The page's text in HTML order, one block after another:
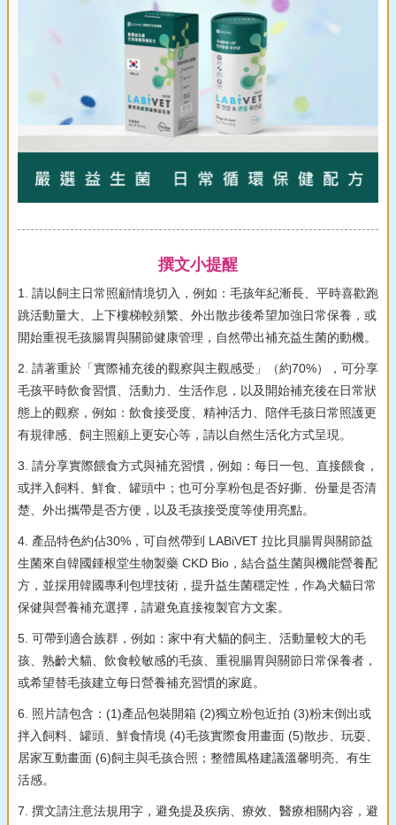
撰文小提醒
1. 請以飼主日常照顧情境切入，例如：毛孩年紀漸長、平時喜歡跑
跳活動量大、上下樓梯較頻繁、外出散步後希望加強日常保養，或
開始重視毛孩腸胃與關節健康管理，自然帶出補充益生菌的動機。
2. 請著重於「實際補充後的觀察與主觀感受」（約70%），可分享
毛孩平時飲食習慣、活動力、生活作息，以及開始補充後在日常狀
態上的觀察，例如：飲食接受度、精神活力、陪伴毛孩日常照護更
有規律感、飼主照顧上更安心等，請以自然生活化方式呈現。
3. 請分享實際餵食方式與補充習慣，例如：每日一包、直接餵食，
或拌入飼料、鮮食、罐頭中；也可分享粉包是否好撕、份量是否清
楚、外出攜帶是否方便，以及毛孩接受度等使用亮點。
4. 產品特色約佔30%，可自然帶到 LABiVET 拉比貝腸胃與關節益
生菌來自韓國鍾根堂生物製藥 CKD Bio，結合益生菌與機能營養配
方，並採用韓國專利包埋技術，提升益生菌穩定性，作為犬貓日常
保健與營養補充選擇，請避免直接複製官方文案。
5. 可帶到適合族群，例如：家中有犬貓的飼主、活動量較大的毛
孩、熟齡犬貓、飲食較敏感的毛孩、重視腸胃與關節日常保養者，
或希望替毛孩建立每日營養補充習慣的家庭。
6. 照片請包含：(1)產品包裝開箱 (2)獨立粉包近拍 (3)粉末倒出或
拌入飼料、罐頭、鮮食情境 (4)毛孩實際食用畫面 (5)散步、玩耍、
居家互動畫面 (6)飼主與毛孩合照；整體風格建議溫馨明亮、有生
活感。
7. 撰文請注意法規用字，避免提及疾病、療效、醫療相關內容，避